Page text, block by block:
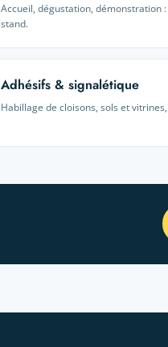
Accueil, dégustation, démonstration
stand.
Adhésifs & signalétique
Habillage de cloisons, sols et
Discutons